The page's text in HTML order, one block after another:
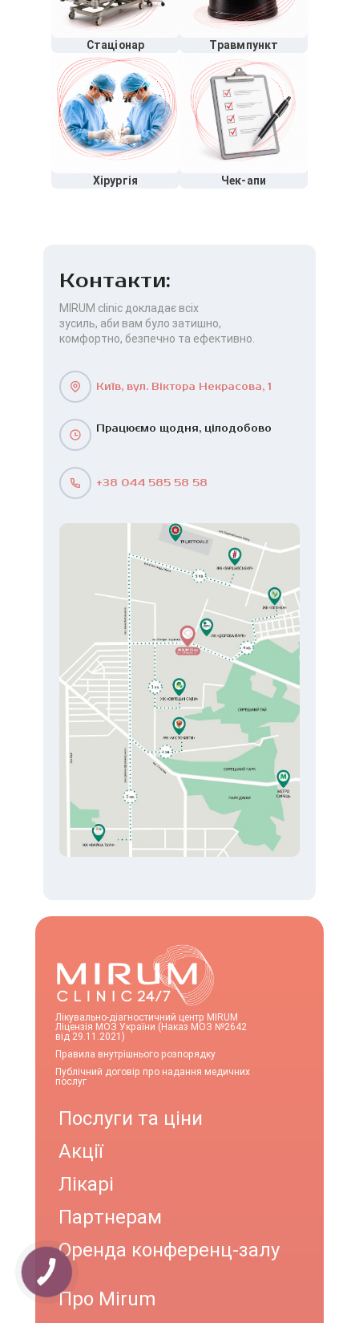
Стаціонар Травмпункт
Хірургія Чек-апи
Контакти:
MIRUM clinic докладає всіх
зусиль, аби вам було затишно,
комфортно, безпечно та ефективно.
Київ, вул. Віктора Некрасова, 1
Працюємо щодня, цілодобово
+38 044 585 58 58
Лікувально-діагностичний центр MIRUM
Ліцензія МОЗ України (Наказ МОЗ №2642
від 29.11.2021)
Правила внутрішнього розпорядку
Публічний договір про надання медичних
послуг
Послуги та ціни
Акції
Лікарі
Партнерам
Оренда конференц-залу
Про Mirum